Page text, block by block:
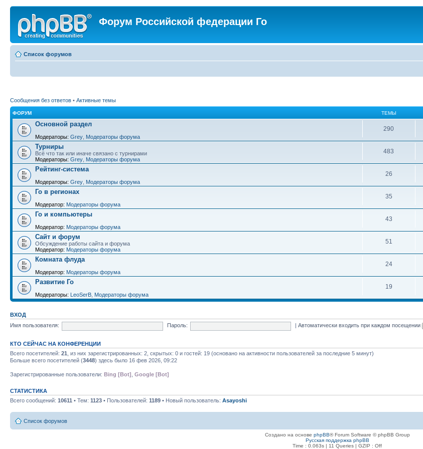
Форум Российской федерации Го
Список форумов
Сообщения без ответов • Активные темы
ФОРУМ ТЕМЫ
Основной раздел
Модераторы: Grey Модераторы форума
290
Турниры
Всё что так или иначе связано с турнирами
Модераторы: Grey Модераторы форума
483
Рейтинг-система
Модераторы: Grey Модераторы форума
26
Го в регионах
Модератор: Модераторы форума
35
Го и компьютеры
Модератор: Модераторы форума
43
Сайт и форум
Обсуждение работы сайта и форума
Модератор: Модераторы форума
51
Комната флуда
Модератор: Модераторы форума
24
Развитие Го
Модераторы: LeoSerB Модераторы форума
19
ВХОД
Имя пользователя:
Пароль: |Автоматически входить при каждом посещении
КТО СЕЙЧАС НА КОНФЕРЕНЦИИ
Всего посетителей: 21 , из них зарегистрированных: 2, скрытых: 0 и гостей: 19 (основано на активности пользователей за последние 5 минут)
Больше всего посетителей (3448) здесь было 16 фев 2026, 09:22
Зарегистрированные пользователи: Bing [Bot] Google [Bot]
СТАТИСТИКА
Всего сообщений: 10611 • Тем: 1123 • Пользователей: 1189 • Новый пользователь: Asayoshi
Список форумов
Создано на основе phpBB® Forum Software © phpBB Group
Русская поддержка phpBB
Time : 0.063s | 11 Queries | GZIP : Off